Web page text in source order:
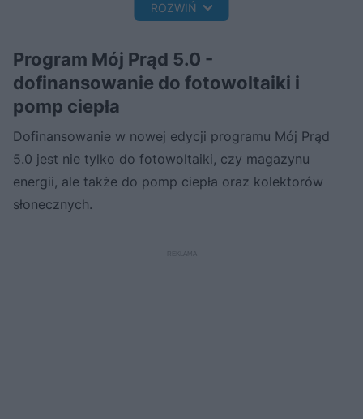
ROZWIŃ
Program Mój Prąd 5.0 -
dofinansowanie do fotowoltaiki i
pomp ciepła
Dofinansowanie w nowej edycji programu Mój Prąd
5.0 jest nie tylko do fotowoltaiki, czy magazynu
energii, ale także do pomp ciepła oraz kolektorów
słonecznych.